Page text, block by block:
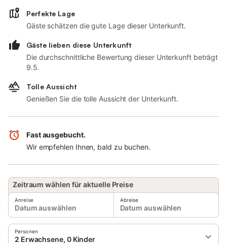
Perfekte Lage
Gäste schätzen die gute Lage dieser Unterkunft.
Gäste lieben diese Unterkunft
Die durchschnittliche Bewertung dieser Unterkunft beträgt
9.5.
Tolle Aussicht
Genießen Sie die tolle Aussicht der Unterkunft.
Fast ausgebucht.
Wir empfehlen Ihnen, bald zu buchen.
Zeitraum wählen für aktuelle Preise
Anreise
Datum auswählen
Abreise
Datum auswählen
Personen
2 Erwachsene, 0 Kinder